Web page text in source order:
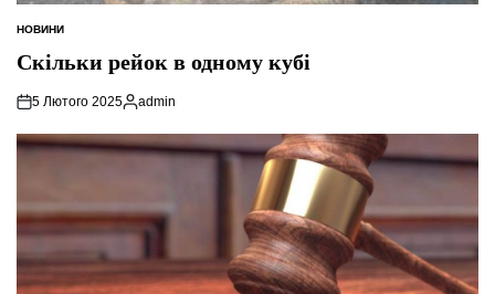
ОПУБЛІКУВАТИ
НОВИНИ
Скільки рейок в одному кубі
5 Лютого 2025
Опубліковано
admin